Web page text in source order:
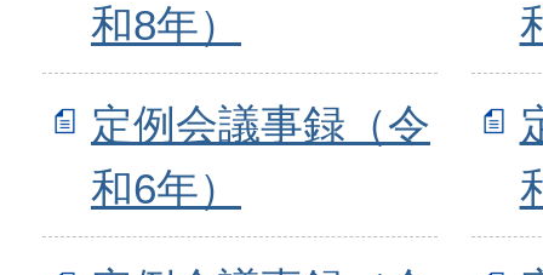
和8年）
定例会議事録（令
和6年）